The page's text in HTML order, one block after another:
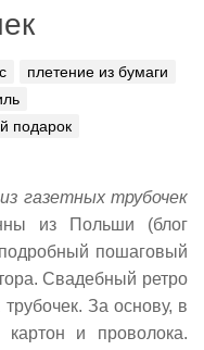
плетение из бумаги
подарок
газетных трубочек
из Польши (блог
пошаговый
Свадебный ретро
За основу, в
картон и проволока.